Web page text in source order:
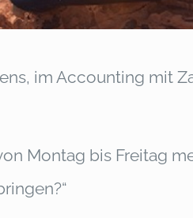
im Accounting mit
Montag bis Freitag